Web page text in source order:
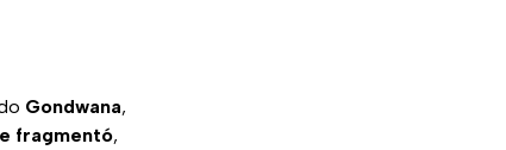
Gondwana,
fragmentó,